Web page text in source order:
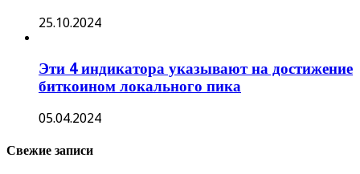
25.10.2024
Эти 4 индикатора указывают на достижение
биткоином локального пика
05.04.2024
Свежие записи